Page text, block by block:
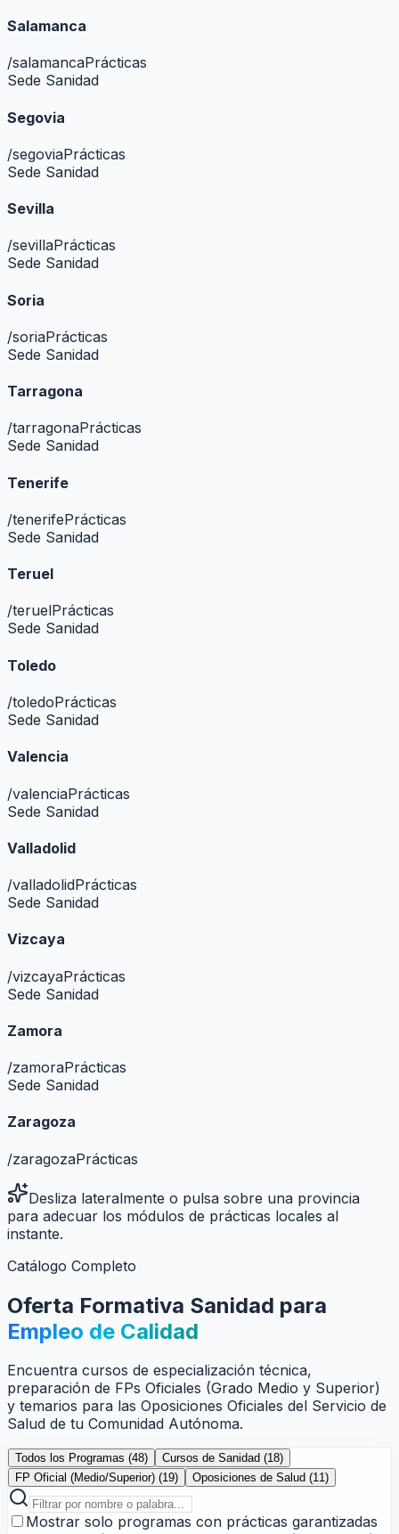
Salamanca
/salamancaPrácticas
Sede Sanidad
Segovia
/segoviaPrácticas
Sede Sanidad
Sevilla
/sevillaPrácticas
Sede Sanidad
Soria
/soriaPrácticas
Sede Sanidad
Tarragona
/tarragonaPrácticas
Sede Sanidad
Tenerife
/tenerifePrácticas
Sede Sanidad
Teruel
/teruelPrácticas
Sede Sanidad
Toledo
/toledoPrácticas
Sede Sanidad
Valencia
/valenciaPrácticas
Sede Sanidad
Valladolid
/valladolidPrácticas
Sede Sanidad
Vizcaya
/vizcayaPrácticas
Sede Sanidad
Zamora
/zamoraPrácticas
Sede Sanidad
Zaragoza
/zaragozaPrácticas
Desliza lateralmente o pulsa sobre una provincia
para adecuar los módulos de prácticas locales al
instante.
Catálogo Completo
Oferta Formativa Sanidad para
Empleo de Calidad
Encuentra cursos de especialización técnica,
preparación de FPs Oficiales (Grado Medio y Superior)
y temarios para las Oposiciones Oficiales del Servicio de
Salud de tu Comunidad Autónoma.
Todos los Programas (48) Cursos de Sanidad (18)
FP Oficial (Medio/Superior) (19) Oposiciones de Salud (11)
Mostrar solo programas con prácticas garantizadas